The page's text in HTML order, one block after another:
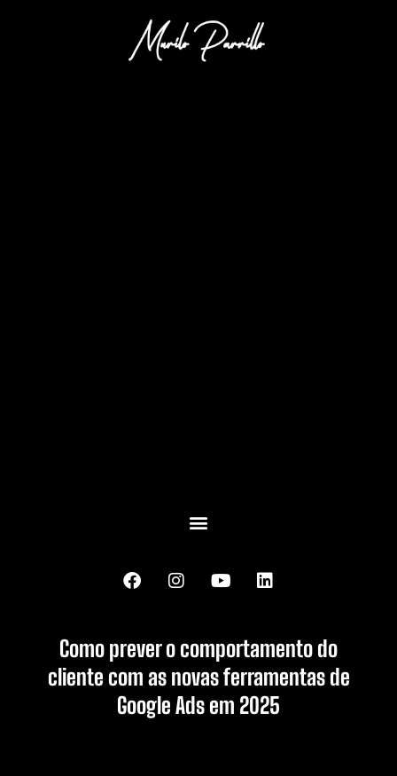
Como prever o comportamento do
cliente com as novas ferramentas de
Google Ads em 2025